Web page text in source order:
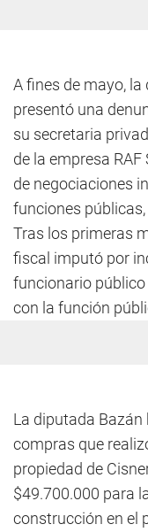
A fines de mayo,
presentó una
su secretaria
de la empresa RAF
de negociaciones
funciones
Tras los primeras
fiscal imputó por
funcionario
con la función
La diputada
compras que
propiedad de
$49.700.000 para
construcción en el